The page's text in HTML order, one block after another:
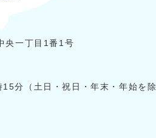
央一丁目1番1号
分（土日・祝日・年末・年始を除